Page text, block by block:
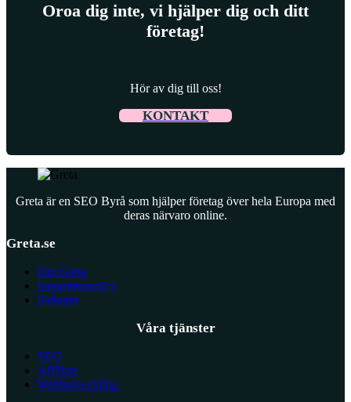
Oroa dig inte, vi hjälper dig och ditt
företag!
Hör av dig till oss!
KONTAKT
Greta är en SEO Byrå som hjälper företag över hela Europa med
deras närvaro online.
Greta.se
Om Greta
Integritetspolicy
Sidkarta
Våra tjänster
SEO
Affiliate
Webbutveckling